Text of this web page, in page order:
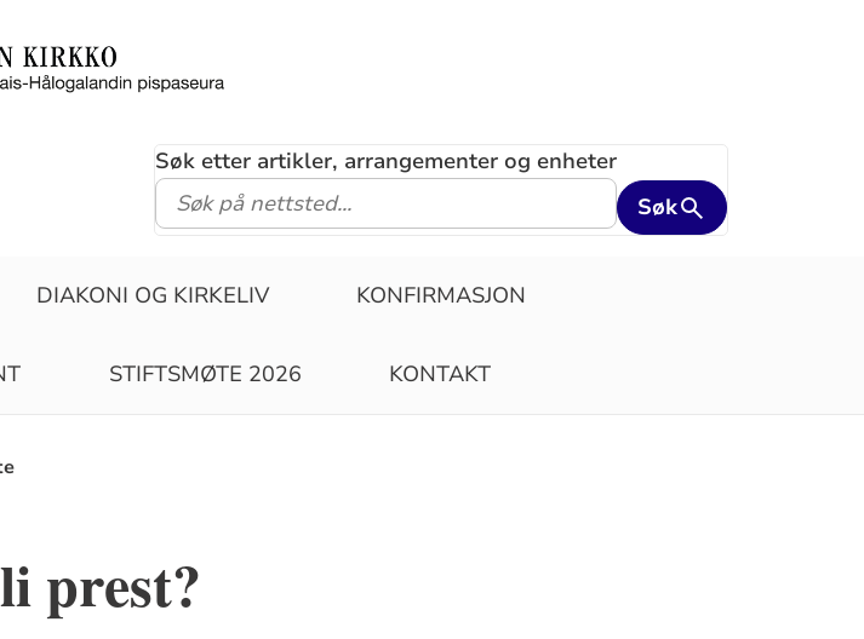
Søk etter artikler, arrangementer og enheter
Søk
DIAKONI OG KIRKELIV KONFIRMASJON
STIFTSMØTE 2026 KONTAKT
prest?